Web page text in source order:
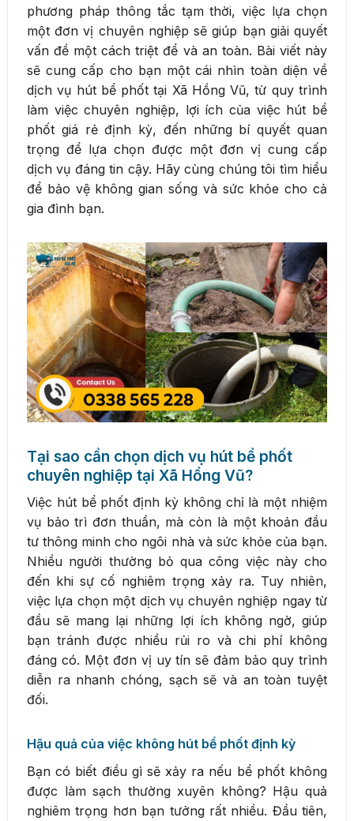
phương pháp thông tắc tạm thời, việc lựa chọn
một đơn vị chuyên nghiệp sẽ giúp bạn giải quyết
vấn đề một cách triệt để và an toàn. Bài viết này
sẽ cung cấp cho bạn một cái nhìn toàn diện về
dịch vụ hút bể phốt tại Xã Hồng Vũ, từ quy trình
làm việc chuyên nghiệp, lợi ích của việc hút bể
phốt giá rẻ định kỳ, đến những bí quyết quan
trọng để lựa chọn được một đơn vị cung cấp
dịch vụ đáng tin cậy. Hãy cùng chúng tôi tìm hiểu
để bảo vệ không gian sống và sức khỏe cho cả
gia đình bạn.
Tại sao cần chọn dịch vụ hút bể phốt
chuyên nghiệp tại Xã Hồng Vũ?
Việc hút bể phốt định kỳ không chỉ là một nhiệm
vụ bảo trì đơn thuần, mà còn là một khoản đầu
tư thông minh cho ngôi nhà và sức khỏe của bạn.
Nhiều người thường bỏ qua công việc này cho
đến khi sự cố nghiêm trọng xảy ra. Tuy nhiên,
việc lựa chọn một dịch vụ chuyên nghiệp ngay từ
đầu sẽ mang lại những lợi ích không ngờ, giúp
bạn tránh được nhiều rủi ro và chi phí không
đáng có. Một đơn vị uy tín sẽ đảm bảo quy trình
diễn ra nhanh chóng, sạch sẽ và an toàn tuyệt
đối.
Hậu quả của việc không hút bể phốt định kỳ
Bạn có biết điều gì sẽ xảy ra nếu bể phốt không
được làm sạch thường xuyên không? Hậu quả
nghiêm trọng hơn bạn tưởng rất nhiều. Đầu tiên,